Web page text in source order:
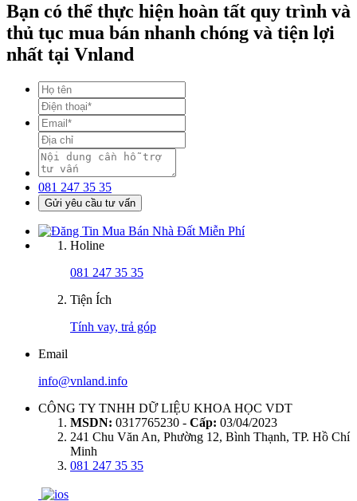
Bạn có thể thực hiện hoàn tất quy trình và
thủ tục mua bán nhanh chóng và tiện lợi
nhất tại Vnland
081 247 35 35
Gửi yêu cầu tư vấn
Holine
081 247 35 35
Tiện Ích
Tính vay, trả góp
Email
info@vnland.info
CÔNG TY TNHH DỮ LIỆU KHOA HỌC VDT
MSDN: 0317765230 - Cấp: 03/04/2023
241 Chu Văn An, Phường 12, Bình Thạnh, TP. Hồ Chí
Minh
081 247 35 35